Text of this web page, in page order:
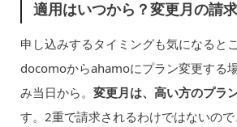
適用はいつから？変更月の請
申し込みするタイミングも気になると
docomoからahamoにプラン変更する
み当日から。 変更月は、高い方のプラ
す。2重で請求されるわけではないの